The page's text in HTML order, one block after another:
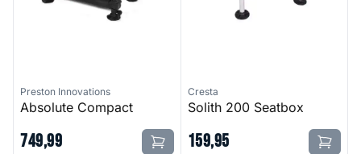
Preston Innovations
Absolute Compact
749,99
Cresta
Solith 200 Seatbox
159,95